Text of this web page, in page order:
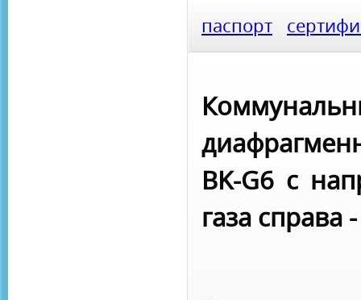
паспорт
BK-G6 с
газа справа